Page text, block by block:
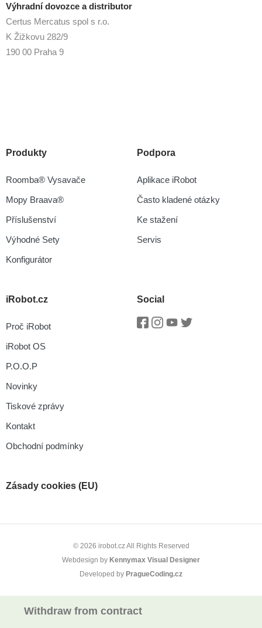
Výhradní dovozce a distributor
Certus Mercatus spol s r.o.
K Žižkovu 282/9
190 00 Praha 9
Produkty
Roomba® Vysavače
Mopy Braava®
Příslušenství
Výhodné Sety
Konfigurátor
Podpora
Aplikace iRobot
Často kladené otázky
Ke stažení
Servis
iRobot.cz
Proč iRobot
iRobot OS
P.O.O.P
Novinky
Tiskové zprávy
Kontakt
Obchodní podmínky
Social
Facebook
Instagram
Youtube
Zásady cookies (EU)
© 2026 irobot.cz All Rights Reserved
Webdesign by Kennymax Visual Designer
Developed by PragueCoding.cz
Withdraw from contract